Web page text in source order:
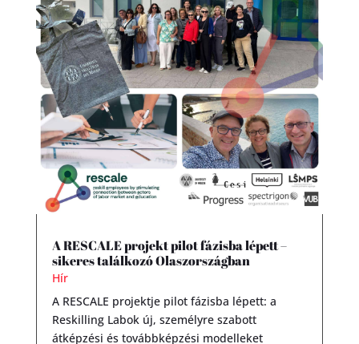
A RESCALE projekt pilot fázisba lépett –
sikeres találkozó Olaszországban
Hír
A RESCALE projektje pilot fázisba lépett: a
Reskilling Labok új, személyre szabott
átképzési és továbbképzési modelleket